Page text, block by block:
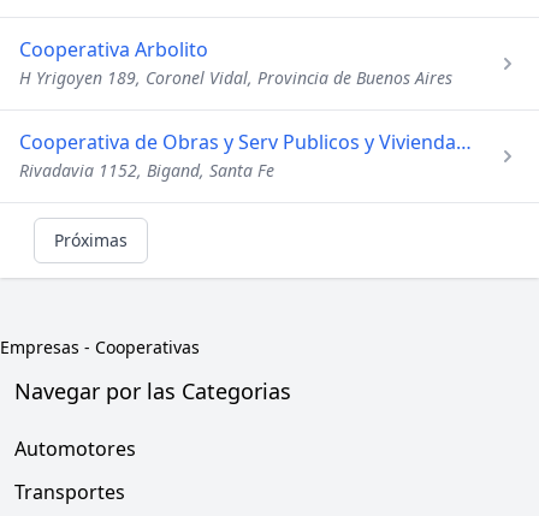
Cooperativa Arbolito
H Yrigoyen 189, Coronel Vidal, Provincia de Buenos Aires
Cooperativa de Obras y Serv Publicos y Viviendas Bigand Ltd
Rivadavia 1152, Bigand, Santa Fe
Próximas
Empresas - Cooperativas
Navegar por las Categorias
Automotores
Transportes